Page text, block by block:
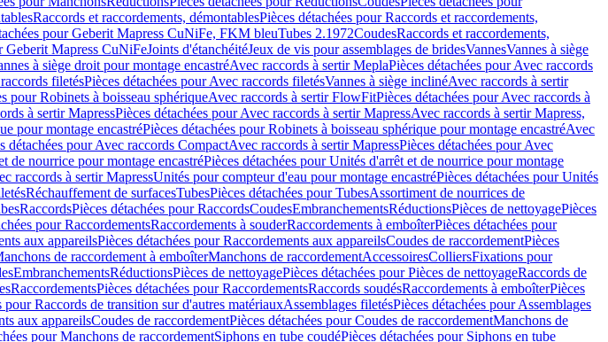
Raccords et raccordements, démontablesPièces détachées pour Raccords et raccordements,
pour Geberit Mapress CuNiFe, FKM bleuTubes 2.1972CoudesRaccords et raccordements,
Geberit Mapress CuNiFeJoints d'étanchéitéJeux de vis pour assemblages de bridesVannesVannes à siège
à siège droit pour montage encastréAvec raccords à sertir MeplaPièces détachées pour Avec raccords
filetésPièces détachées pour Avec raccords filetésVannes à siège inclinéAvec raccords à sertir
pour Robinets à boisseau sphériqueAvec raccords à sertir FlowFitPièces détachées pour Avec raccords à
à sertir MapressPièces détachées pour Avec raccords à sertir MapressAvec raccords à sertir Mapress,
pour montage encastréPièces détachées pour Robinets à boisseau sphérique pour montage encastréAvec
détachées pour Avec raccords CompactAvec raccords à sertir MapressPièces détachées pour Avec
de nourrice pour montage encastréPièces détachées pour Unités d'arrêt et de nourrice pour montage
raccords à sertir MapressUnités pour compteur d'eau pour montage encastréPièces détachées pour Unités
Réchauffement de surfacesTubesPièces détachées pour TubesAssortiment de nourrices de
RaccordsPièces détachées pour RaccordsCoudesEmbranchementsRéductionsPièces de nettoyagePièces
pour RaccordementsRaccordements à souderRaccordements à emboîterPièces détachées pour
aux appareilsPièces détachées pour Raccordements aux appareilsCoudes de raccordementPièces
de raccordement à emboîterManchons de raccordementAccessoiresColliersFixations pour
EmbranchementsRéductionsPièces de nettoyagePièces détachées pour Pièces de nettoyageRaccords de
RaccordementsPièces détachées pour RaccordementsRaccords soudésRaccordements à emboîterPièces
pour Raccords de transition sur d'autres matériauxAssemblages filetésPièces détachées pour Assemblages
aux appareilsCoudes de raccordementPièces détachées pour Coudes de raccordementManchons de
pour Manchons de raccordementSiphons en tube coudéPièces détachées pour Siphons en tube